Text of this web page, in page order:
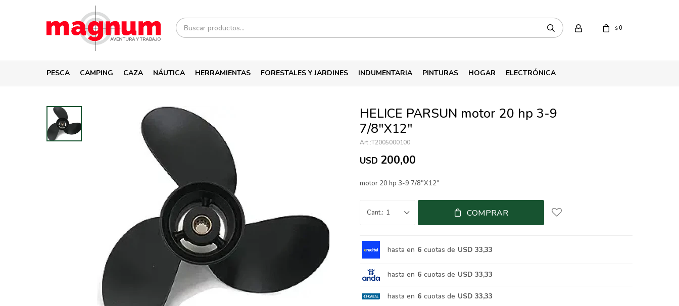
PESCA CAMPING CAZA NÁUTICA HERRAMIENTAS FORESTALES Y JARDINES INDUMENTARIA PINTURAS HOGAR ELECTRÓNICA
$ 0
HELICE PARSUN motor 20 hp 3-9
7/8"X12"
T2005000100
USD 200,00
motor 20 hp 3-9 7/8"X12"
1 COMPRAR
hasta en 6 cuotas de USD 33,33
hasta en 6 cuotas de USD 33,33
hasta en 6 cuotas de USD 33,33